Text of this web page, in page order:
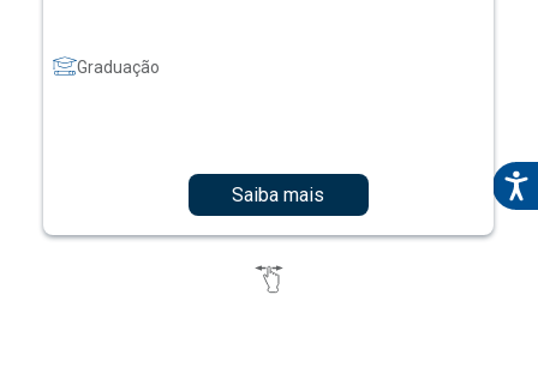
Graduação
Saiba mais